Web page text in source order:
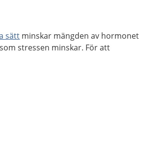
sätt minskar mängden av hormonet
stressen minskar. För att